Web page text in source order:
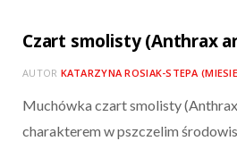
Czart smolisty (Anthrax
AUTOR KATARZYNA ROSIAK-STEPA
Muchówka czart smolisty
charakterem w pszczelim